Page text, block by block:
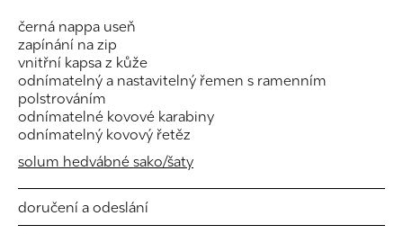
černá nappa useň
zapínání na zip
vnitřní kapsa z kůže
odnímatelný a nastavitelný řemen s ramenním
polstrováním
odnímatelné kovové karabiny
odnímatelný kovový řetěz
solum hedvábné sako/šaty
doručení a odeslání